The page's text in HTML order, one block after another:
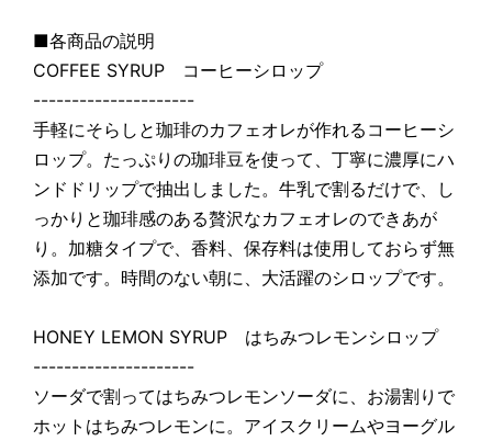
■各商品の説明
COFFEE SYRUP コーヒーシロップ
---------------------
手軽にそらしと珈琲のカフェオレが作れるコーヒーシ
ロップ。たっぷりの珈琲豆を使って、丁寧に濃厚にハ
ンドドリップで抽出しました。牛乳で割るだけで、し
っかりと珈琲感のある贅沢なカフェオレのできあが
り。加糖タイプで、香料、保存料は使用しておらず無
添加です。時間のない朝に、大活躍のシロップです。
HONEY LEMON SYRUP はちみつレモンシロップ
---------------------
ソーダで割ってはちみつレモンソーダに、お湯割りで
ホットはちみつレモンに。アイスクリームやヨーグル